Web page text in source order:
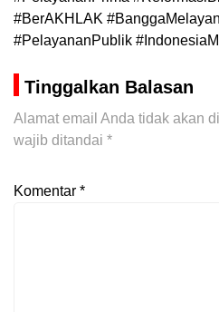
#BerAKHLAK
#PelayananPublik
Tinggalkan Balasan
Alamat email Anda tidak akan
wajib ditandai *
Komentar *